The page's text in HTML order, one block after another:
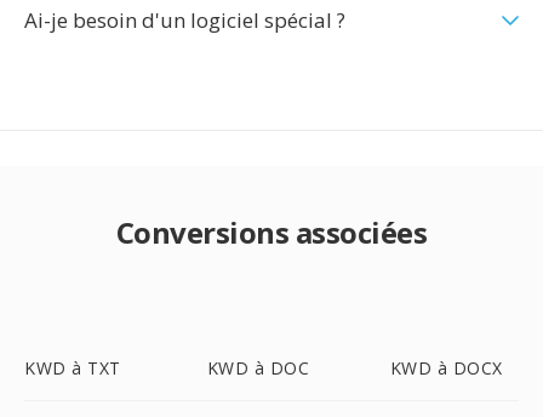
Ai-je besoin d'un logiciel spécial ?
Conversions associées
KWD à TXT KWD à DOC KWD à DOCX